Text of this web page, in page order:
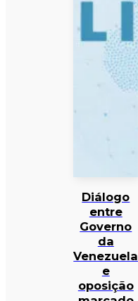
Diálogo
entre
Governo
da
Venezuela
e
oposição